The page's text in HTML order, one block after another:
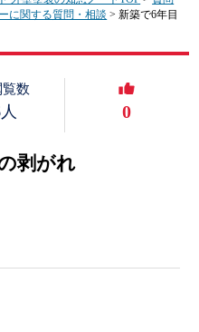
に関する質問・相談 > 新築で6年目
覧数
0
剥がれ